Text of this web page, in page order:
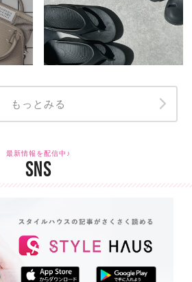
もっとみる
最新情報を配信中♪
SNS